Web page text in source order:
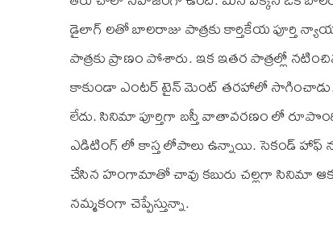
డైలాగ్ లతో బాలరాజు పాత్రకు కార్తికేయ పూర్తి
పాత్రకు ప్రాణం పోశారు. ఇక ఇతర పాత్రల్లో
కాకుండా ఎంటర్ టైన్‌ మెంట్‌ తరహాలో సాగించాడు.
లేదు. సినిమా పూర్తిగా బస్తీ వాతావరణం లో
ఎడిటింగ్ లో కాస్త లోపాలు ఉన్నాయి. సెకండ్‌ హాఫ్‌
చేసిన హంగామాతో చావు కబురు చల్లగా సినిమా
నమ్మకంగా చెప్పేస్తున్నా.